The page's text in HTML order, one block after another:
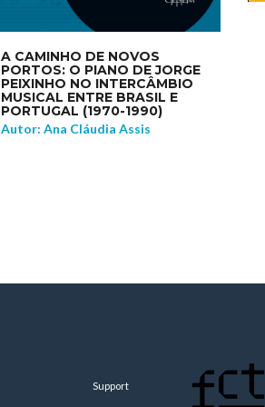
A CAMINHO DE NOVOS
PORTOS: O PIANO DE JORGE
PEIXINHO NO INTERCÂMBIO
MUSICAL ENTRE BRASIL E
PORTUGAL (1970-1990)
Autor: Ana Cláudia Assis
Support